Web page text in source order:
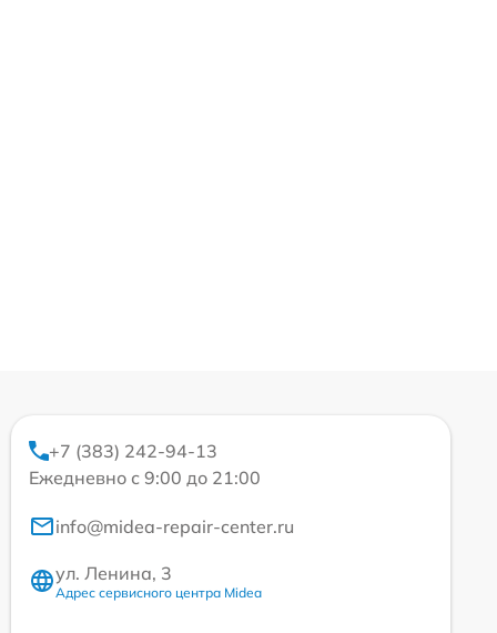
+7 (383) 242-94-13
Ежедневно с 9:00 до 21:00
info@midea-repair-center.ru
ул. Ленина, 3
Адрес сервисного центра Midea